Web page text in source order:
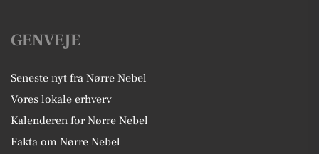
GENVEJE
Seneste nyt fra Nørre Nebel
Vores lokale erhverv
Kalenderen for Nørre Nebel
Fakta om Nørre Nebel